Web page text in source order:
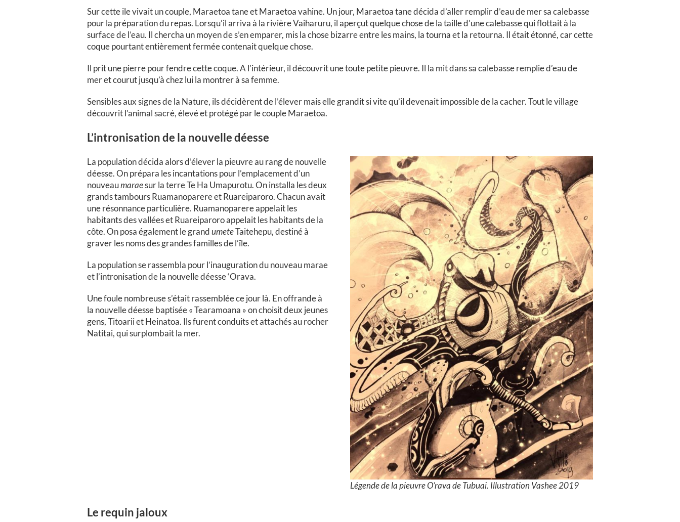
Sur cette ile vivait un couple, Maraetoa tane et Maraetoa vahine. Un jour, Maraetoa tane décida d’aller remplir d’eau de mer sa calebasse
pour la préparation du repas. Lorsqu’il arriva à la rivière Vaiharuru, il aperçut quelque chose de la taille d’une calebasse qui flottait à la
surface de l’eau. Il chercha un moyen de s’en emparer, mis la chose bizarre entre les mains, la tourna et la retourna. Il était étonné, car cette
coque pourtant entièrement fermée contenait quelque chose.
Il prit une pierre pour fendre cette coque. A l’intérieur, il découvrit une toute petite pieuvre. Il la mit dans sa calebasse remplie d’eau de
mer et courut jusqu’à chez lui la montrer à sa femme.
Sensibles aux signes de la Nature, ils décidèrent de l’élever mais elle grandit si vite qu’il devenait impossible de la cacher. Tout le village
découvrit l’animal sacré, élevé et protégé par le couple Maraetoa.
L’intronisation de la nouvelle déesse
La population décida alors d’élever la pieuvre au rang de nouvelle
déesse. On prépara les incantations pour l’emplacement d’un
nouveaumaraesur la terre Te Ha Umapurotu. On installa les deux
grands tambours Ruamanoparere et Ruareiparoro. Chacun avait
une résonnance particulière. Ruamanoparere appelait les
habitants des vallées et Ruareiparoro appelait les habitants de la
côte. On posa également le grandumeteTaitehepu, destiné à
graver les noms des grandes familles de l’île.
La population se rassembla pour l’inauguration du nouveau marae
et l’intronisation de la nouvelle déesse ‘Orava.
Une foule nombreuse s’était rassemblée ce jour là. En offrande à
la nouvelle déesse baptisée « Tearamoana » on choisit deux jeunes
gens, Titoarii et Heinatoa. Ils furent conduits et attachés au rocher
Natitai, qui surplombait la mer.
Légende de la pieuvre O’rava de Tubuai. Illustration Vashee 2019
Le requin jaloux